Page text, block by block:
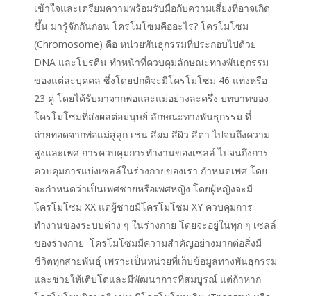
เข้าใจและเตรียมความพร้อมรับมือกับความเสี่ยงที่อาจเกิด
ขึ้น มารู้จักกันก่อน โครโมโซมคืออะไร? โครโมโซม
(Chromosome) คือ หน่วยพันธุกรรมที่ประกอบไปด้วย
DNA และโปรตีน ทำหน้าที่ควบคุมลักษณะทางพันธุกรรม
ของแต่ละบุคคล ซึ่งโดยปกติจะมีโครโมโซม 46 แท่งหรือ
23 คู่ โดยได้รับมาจากพ่อและแม่อย่างละครึ่ง บทบาทของ
โครโมโซมที่ส่งผลต่อมนุษย์ ลักษณะทางพันธุกรรม ที่
ถ่ายทอดจากพ่อแม่สู่ลูก เช่น สีผม สีผิว สีตา ไปจนถึงความ
สูงและเพศ การควบคุมการทำงานของเซลล์ ไปจนถึงการ
ควบคุมการแบ่งเซลล์ในร่างกายของเรา กำหนดเพศ โดย
จะกำหนดว่าเป็นเพศชายหรือเพศหญิง โดยผู้หญิงจะมี
โครโมโซม XX แต่ผู้ชายมีโครโมโซม XY ควบคุมการ
ทำงานของระบบต่าง ๆ ในร่างกาย โดยจะอยู่ในทุก ๆ เซลล์
ของร่างกาย โครโมโซมมีความสำคัญอย่างมากต่อสิ่งมี
ชีวิตทุกสายพันธุ์ เพราะเป็นหน่วยที่เก็บข้อมูลทางพันธุกรรม
และช่วยให้เติบโตและมีพัฒนาการที่สมบูรณ์ แต่ถ้าหาก